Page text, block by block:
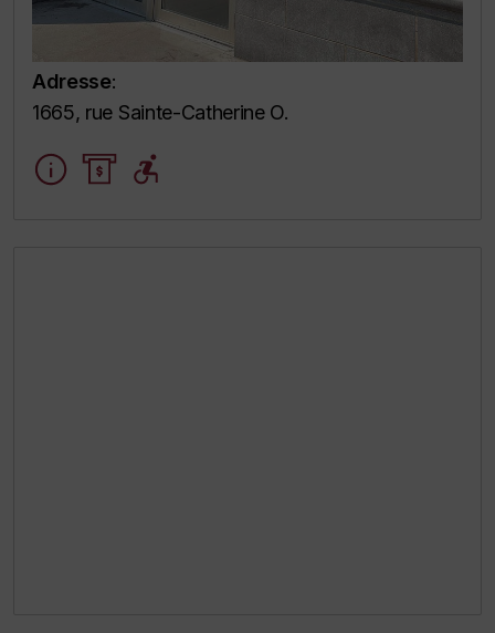
Adresse:
1665, rue Sainte-Catherine O.